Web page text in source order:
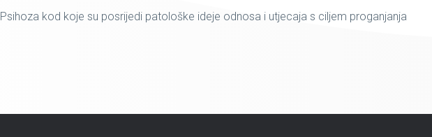
Psihoza kod koje su posrijedi patološke ideje odnosa i utjecaja s ciljem proganjanja